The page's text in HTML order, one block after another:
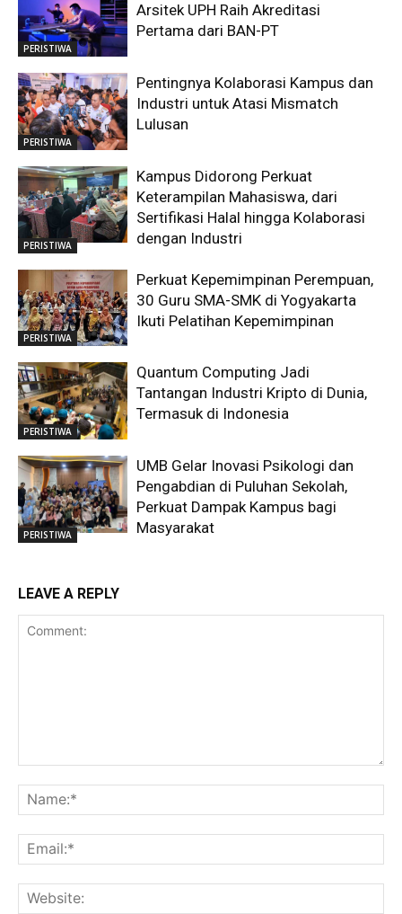
PERISTIWA
Arsitek UPH Raih Akreditasi
Pertama dari BAN-PT
PERISTIWA
Pentingnya Kolaborasi Kampus dan
Industri untuk Atasi Mismatch
Lulusan
PERISTIWA
Kampus Didorong Perkuat
Keterampilan Mahasiswa, dari
Sertifikasi Halal hingga Kolaborasi
dengan Industri
PERISTIWA
Perkuat Kepemimpinan Perempuan,
30 Guru SMA-SMK di Yogyakarta
Ikuti Pelatihan Kepemimpinan
PERISTIWA
Quantum Computing Jadi
Tantangan Industri Kripto di Dunia,
Termasuk di Indonesia
PERISTIWA
UMB Gelar Inovasi Psikologi dan
Pengabdian di Puluhan Sekolah,
Perkuat Dampak Kampus bagi
Masyarakat
LEAVE A REPLY